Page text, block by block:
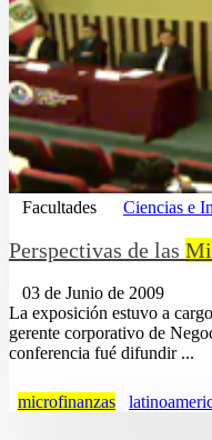
Facultades Ciencias e
Perspectivas de las
03 de Junio de 2009
La exposición estuvo a
gerente corporativo de
conferencia fué difundir ...
microfinanzas